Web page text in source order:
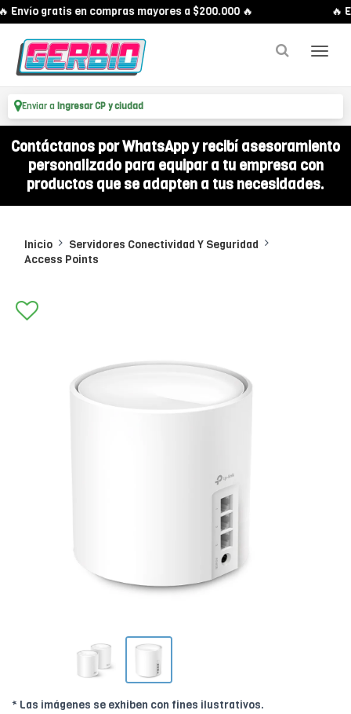
gratis en compras mayores a $200.000 🔥 🔥
Enviar a Ingresar CP y ciudad
Contáctanos por WhatsApp y recibí asesoramiento
personalizado para equipar a tu empresa con
productos que se adapten a tus necesidades.
Inicio
Servidores Conectividad Y Seguridad
Access Points
* Las imágenes se exhiben con fines ilustrativos.